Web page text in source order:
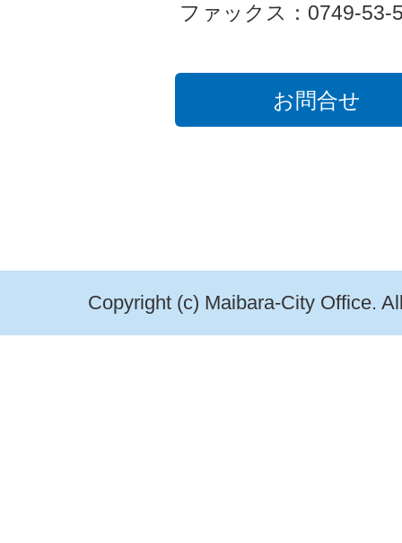
ファックス：0749-53-
お問合せ
Copyright (c) Maibara-City Office.